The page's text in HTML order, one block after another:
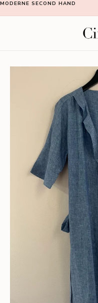
MODERNE SECOND HAND